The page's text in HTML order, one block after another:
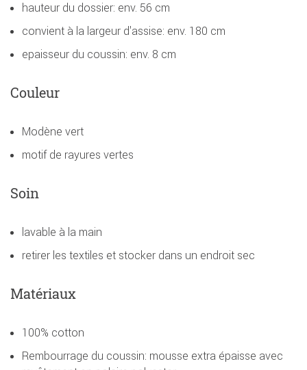
hauteur du dossier: env. 56 cm
convient à la largeur d'assise: env. 180 cm
epaisseur du coussin: env. 8 cm
Couleur
Modène vert
motif de rayures vertes
Soin
lavable à la main
retirer les textiles et stocker dans un endroit sec
Matériaux
100% cotton
Rembourrage du coussin: mousse extra épaisse avec